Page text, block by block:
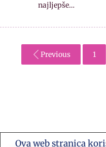
najljepše…
Previous 1
Ova web stranica